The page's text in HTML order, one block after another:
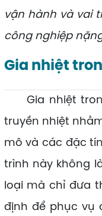
vận hành và vai
công nghiệp
Gia nhiệt
Gia nhiệt
truyền nhiệt
mô và các đặc
trình này không
loại mà chỉ đưa
định để phục vụ